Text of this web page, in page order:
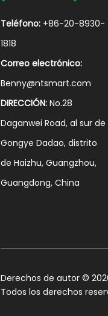
Teléfono: +86-20-8930-
1818
Correo electrónico:
Benny@ntsmart.com
DIRECCIÓN: No.28
Daganwei Road, al sur de
Gongye Dadao, distrito
de Haizhu, Guangzhou,
Guangdong, China
​Derechos de autor ©
Todos los derechos